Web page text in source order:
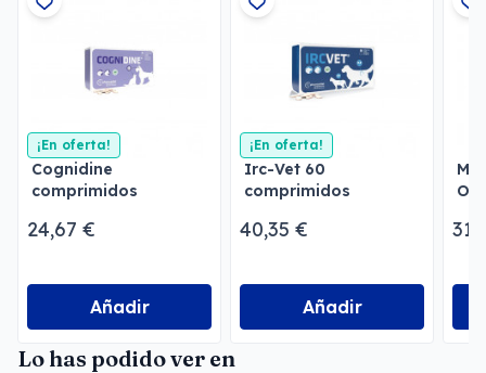
¡En oferta!
Cognidine
comprimidos
24,67 €
Añadir
¡En oferta!
Irc-Vet 60
comprimidos
40,35 €
Añadir
Lo has podido ver en